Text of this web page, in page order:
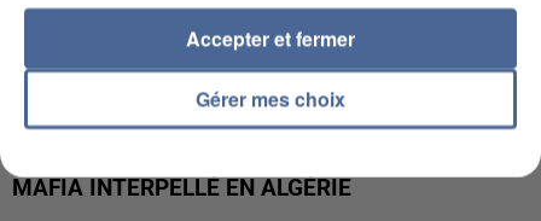
MAFIA INTERPELLÉ EN ALGÉRIE
Gérer mes choix
Accepter et fermer